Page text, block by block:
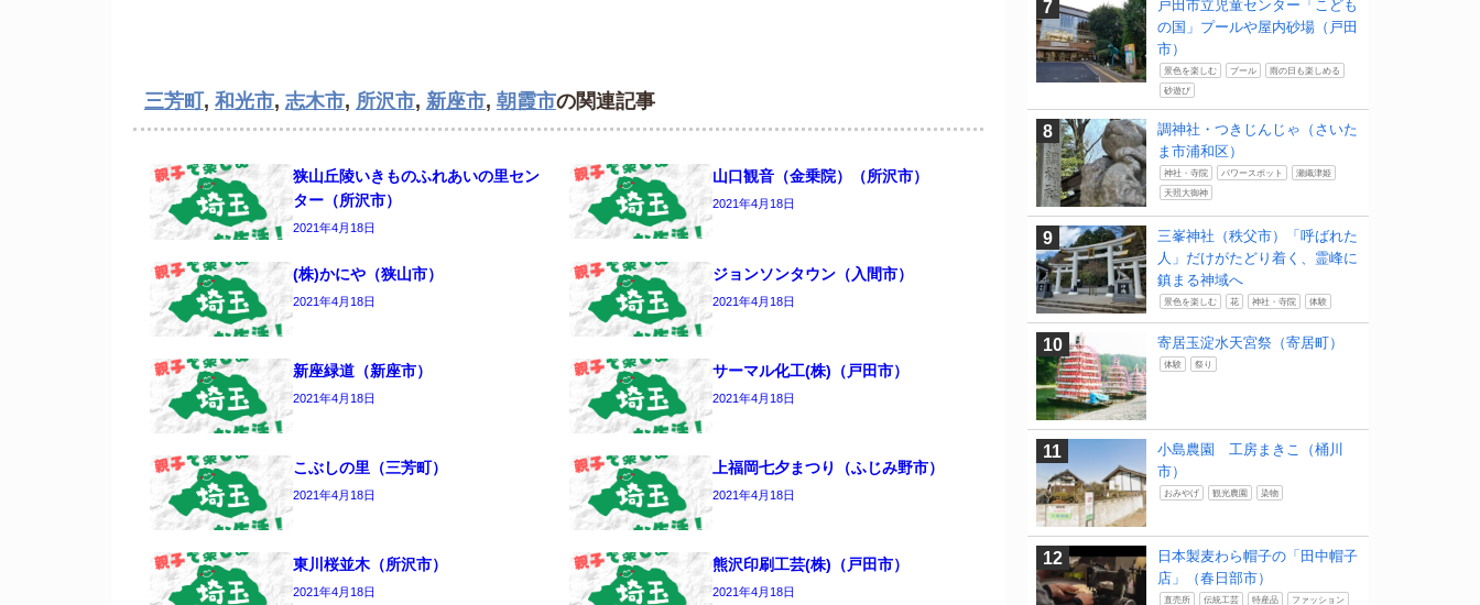
三芳町 , 和光市, 志木市, 所沢市, 新座市, 朝霞市の関連記事
狭山丘陵いきものふれあいの里セン
ター（所沢市）
2021年4月18日
山口観音（金乗院）（所沢市）
2021年4月18日
(株)かにや（狭山市）
2021年4月18日
ジョンソンタウン（入間市）
2021年4月18日
新座緑道（新座市）
2021年4月18日
サーマル化工(株)（戸田市）
2021年4月18日
こぶしの里（三芳町）
2021年4月18日
上福岡七夕まつり（ふじみ野市）
2021年4月18日
東川桜並木（所沢市）
2021年4月18日
熊沢印刷工芸(株)（戸田市）
2021年4月18日
戸田市立児童センター「こども
の国」プールや屋内砂場（戸田
市）
景色を楽しむ プール 雨の日も楽しめる
砂遊び
調神社・つきじんじゃ（さいた
ま市浦和区）
神社・寺院 パワースポット 瀬織津姫
天照大御神
三峯神社（秩父市）「呼ばれた
人」だけがたどり着く、霊峰に
鎮まる神域へ
景色を楽しむ 花 神社・寺院 体験
寄居玉淀水天宮祭（寄居町）
体験 祭り
小島農園 工房まきこ（桶川
市）
おみやげ 観光農園 染物
日本製麦わら帽子の「田中帽子
店」（春日部市）
直売所 伝統工芸 特産品 ファッション